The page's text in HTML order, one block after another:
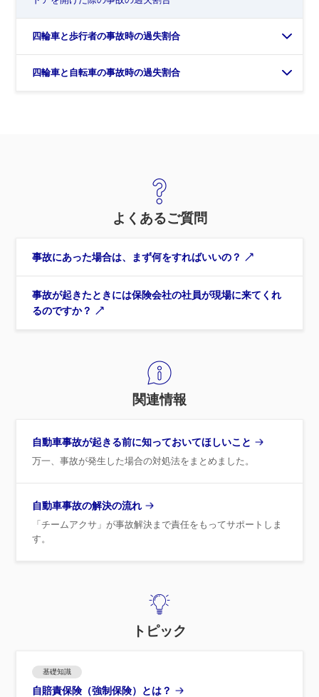
四輪車と歩行者の事故時の過失割合
四輪車と自転車の事故時の過失割合
よくあるご質問
事故にあった場合は、まず何をすればいいの？
事故が起きたときには保険会社の社員が現場に来てくれ
るのですか？
関連情報
自動車事故が起きる前に知っておいてほしいこと
万一、事故が発生した場合の対処法をまとめました。
自動車事故の解決の流れ
「チームアクサ」が事故解決まで責任をもってサポートしま
す。
トピック
基礎知識
自賠責保険（強制保険）とは？